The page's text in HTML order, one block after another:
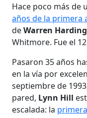
Hace poco más de
años de la primera
deWarren Harding
Whitmore. Fue el
Pasaron 35 años
en la vía por
septiembre de
pared, Lynn Hill
escalada: la